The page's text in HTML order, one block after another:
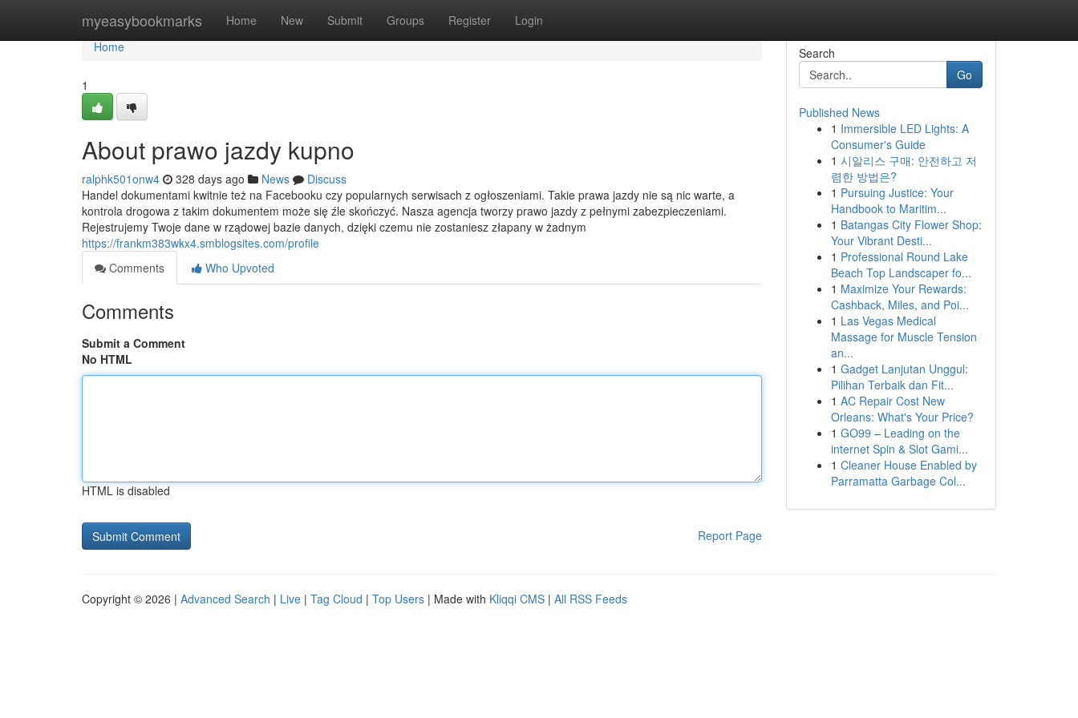
myeasybookmarks Home New Submit Groups Register Login
Home
Home
1
About prawo jazdy kupno
ralphk501onw4 328 days ago News
Discuss
Handel dokumentami kwitnie też na Facebooku czy popularnych serwisach z ogłoszeniami. Takie prawa jazdy nie są nic warte, a
kontrola drogowa z takim dokumentem może się źle skończyć. Nasza agencja tworzy prawo jazdy z pełnymi zabezpieczeniami.
Rejestrujemy Twoje dane w rządowej bazie danych, dzięki czemu nie zostaniesz złapany w żadnym
https://frankm383wkx4.smblogsites.com/profile
Comments
Who Upvoted
Comments
Submit a Comment
No HTML
HTML is disabled
Report Page
Search
Go
Published News
1 Immersible LED Lights: A
Consumer's Guide
1 시알리스 구매: 안전하고 저
렴한 방법은?
1 Pursuing Justice: Your
Handbook to Maritim...
1 Batangas City Flower Shop:
Your Vibrant Desti...
1 Professional Round Lake
Beach Top Landscaper fo...
1 Maximize Your Rewards:
Cashback, Miles, and Poi...
1 Las Vegas Medical
Massage for Muscle Tension
an...
1 Gadget Lanjutan Unggul:
Pilihan Terbaik dan Fit...
1 AC Repair Cost New
Orleans: What's Your Price?
1 GO99 – Leading on the
internet Spin & Slot Gami...
1 Cleaner House Enabled by
Parramatta Garbage Col...
Copyright © 2026 | Advanced Search | Live | Tag Cloud | Top Users | Made with Kliqqi CMS | All RSS Feeds